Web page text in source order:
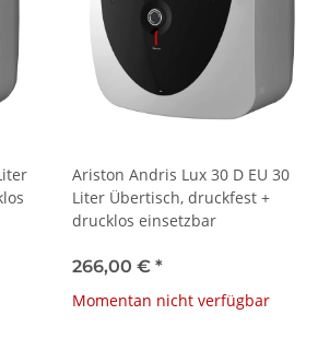
Ariston Andris Lux 30 D EU 30
Liter Übertisch, druckfest +
drucklos einsetzbar
266,00 € *
Momentan nicht verfügbar